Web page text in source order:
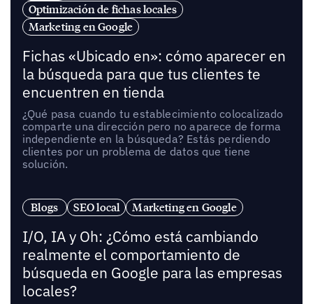
Optimización de fichas locales
Marketing en Google
Fichas «Ubicado en»: cómo aparecer en
la búsqueda para que tus clientes te
encuentren en tienda
¿Qué pasa cuando tu establecimiento colocalizado
comparte una dirección pero no aparece de forma
independiente en la búsqueda? Estás perdiendo
clientes por un problema de datos que tiene
solución.
Blogs SEO local Marketing en Google
I/O, IA y Oh: ¿Cómo está cambiando
realmente el comportamiento de
búsqueda en Google para las empresas
locales?